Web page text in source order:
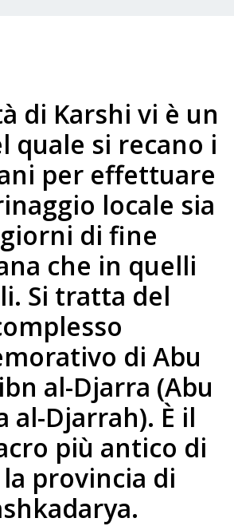
di Karshi vi è un
quale si recano i
per effettuare
locale sia
di fine
che in quelli
Si tratta del
di Abu
al-Djarra (Abu
al-Djarrah). È il
più antico di
provincia di